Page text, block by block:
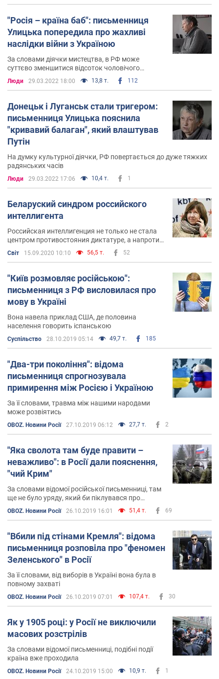
"Росія – країна баб": письменниця
Улицька попередила про жахливі
наслідки війни з Україною
За словами діячки мистецтва, в РФ може
суттєво зменшитися відсоток чоловічого
Люди 29.03.2022 18:00 13,8 т. 112
Донецьк і Луганськ стали тригером:
письменниця Улицька пояснила
"кривавий балаган", який влаштував
Путін
На думку культурної діячки, РФ повертається до дуже тяжких
радянських часів
Люди 29.03.2022 17:06 10,4 т. 1
Беларуский синдром российского
интеллигента
Российская интеллигенция не только не стала
центром противостояния диктатуре, а напротив,
стала одной из ключевых опор путинизма
Світ 15.09.2020 10:10 56,5 т. 52
"Київ розмовляє російською":
письменниця з РФ висловилася про
мову в Україні
Вона навела приклад США, де половина
населення говорить іспанською
Суспільство 28.10.2019 05:14 49,7 т. 185
"Два-три покоління": відома
письменниця спрогнозувала
примирення між Росією і Україною
За її словами, травма між нашими народами
може розвіятись
OBOZ. Новини Росії 27.10.2019 06:12 27,7 т. 2
"Яка сволота там буде правити –
неважливо": в Росії дали пояснення,
"чий Крим"
За словами відомої російської письменниці, там
ще не було уряду, який би піклувався про
OBOZ. Новини Росії 26.10.2019 16:01 51,4 т. 69
"Вбили під стінами Кремля": відома
письменниця розповіла про "феномен
Зеленського" в Росії
За її словами, від виборів в Україні вона була в
повному захваті
OBOZ. Новини Росії 26.10.2019 07:01 107,4 т. 30
Як у 1905 році: у Росії не виключили
масових розстрілів
За словами відомої письменниці, подібні події
країна вже проходила
OBOZ. Новини Росії 24.10.2019 15:00 10,9 т. 1